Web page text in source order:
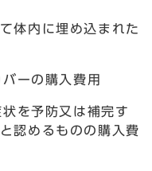
内に埋め込まれた
ーの購入費用
を予防又は補完す
認めるものの購入費